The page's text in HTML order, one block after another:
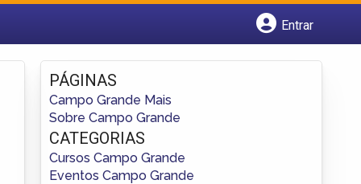
Entrar
Fazer login
Criar conta
PÁGINAS
Campo Grande Mais
Sobre Campo Grande
CATEGORIAS
Cursos Campo Grande
Eventos Campo Grande